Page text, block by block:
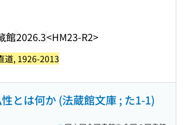
館2026.3<HM23-R2>
道, 1926-2013
とは何か (法蔵館文庫 ; た1-1)